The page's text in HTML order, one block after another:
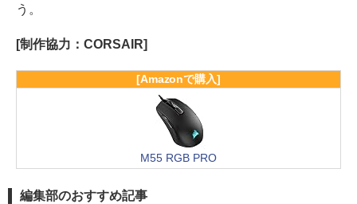
う。
[制作協力：CORSAIR]
[Amazonで購入]
M55 RGB PRO
編集部のおすすめ記事